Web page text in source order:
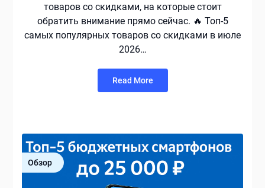
товаров со скидками, на которые стоит
обратить внимание прямо сейчас. 🔥 Топ-5
самых популярных товаров со скидками в июле
2026…
Read More
Обзор